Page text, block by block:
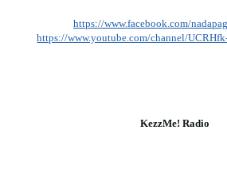
https://www.facebook.com/
https://www.youtube.com/channel/
KezzMe! Radio